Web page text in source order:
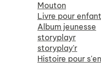
Mouton
Livre pour enfant
Album jeunesse
storyplayr
storyplay'r
Histoire pour